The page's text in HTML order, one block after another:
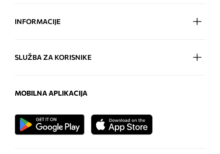
INFORMACIJE
SLUŽBA ZA KORISNIKE
MOBILNA APLIKACIJA